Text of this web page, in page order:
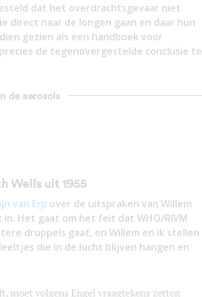
dat het overdrachtsgevaar niet
direct naar de longen gaan en daar hun
gezien als een handboek voor
de tegenovergestelde conclusie te
de aerosols
Wells uit 1955
van Erp over de uitspraken van Willem
Het gaat om het feit dat WHO/RIVM
druppels gaat, en Willem en ik stellen
die in de lucht blijven hangen en